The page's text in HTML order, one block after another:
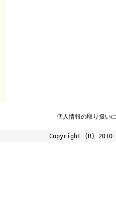
個人情報の取り扱い
Copyright (R)